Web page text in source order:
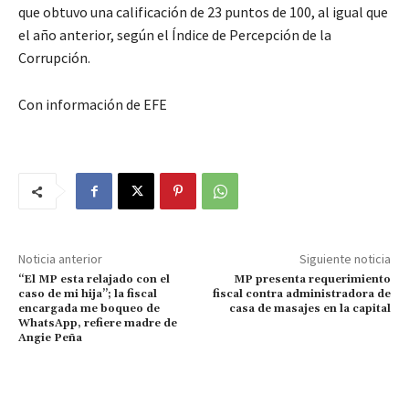
que obtuvo una calificación de 23 puntos de 100, al igual que
el año anterior, según el Índice de Percepción de la
Corrupción.
Con información de EFE
Noticia anterior
“El MP esta relajado con el
caso de mi hija”; la fiscal
encargada me boqueo de
WhatsApp, refiere madre de
Angie Peña
Siguiente noticia
MP presenta requerimiento
fiscal contra administradora de
casa de masajes en la capital